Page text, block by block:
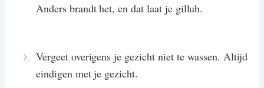
Anders brandt het, en dat laat je gilluh.
Vergeet overigens je gezicht niet te wassen. Altijd
eindigen met je gezicht.